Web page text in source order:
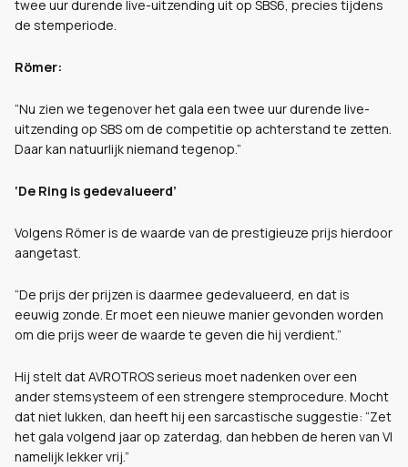
twee uur durende live-uitzending uit op SBS6, precies tijdens
de stemperiode.
Römer:
“Nu zien we tegenover het gala een twee uur durende live-
uitzending op SBS om de competitie op achterstand te zetten.
Daar kan natuurlijk niemand tegenop.”
‘De Ring is gedevalueerd’
Volgens Römer is de waarde van de prestigieuze prijs hierdoor
aangetast.
“De prijs der prijzen is daarmee gedevalueerd, en dat is
eeuwig zonde. Er moet een nieuwe manier gevonden worden
om die prijs weer de waarde te geven die hij verdient.”
Hij stelt dat AVROTROS serieus moet nadenken over een
ander stemsysteem of een strengere stemprocedure. Mocht
dat niet lukken, dan heeft hij een sarcastische suggestie: “Zet
het gala volgend jaar op zaterdag, dan hebben de heren van VI
namelijk lekker vrij.”